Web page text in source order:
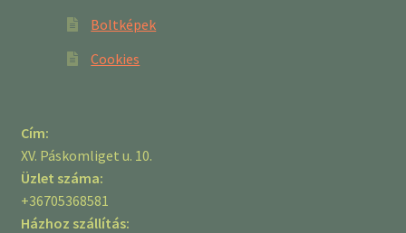
Boltképek
Cookies
Cím:
XV. Páskomliget u. 10.
Üzlet száma:
+36705368581
Házhoz szállítás: